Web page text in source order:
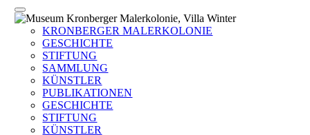
KRONBERGER MALERKOLONIE
GESCHICHTE
STIFTUNG
SAMMLUNG
KÜNSTLER
PUBLIKATIONEN
GESCHICHTE
STIFTUNG
KÜNSTLER